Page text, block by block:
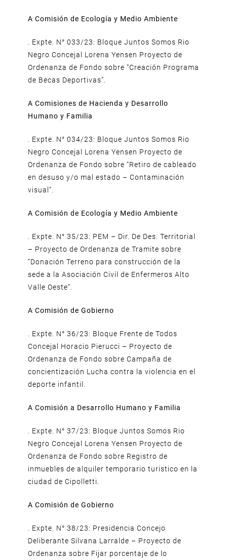
A Comisión de Ecología y Medio Ambiente
. Expte. N° 033/23: Bloque Juntos Somos Rio
Negro Concejal Lorena Yensen Proyecto de
Ordenanza de Fondo sobre “Creación Programa
de Becas Deportivas”.
A Comisiones de Hacienda y Desarrollo
Humano y Familia
. Expte. N° 034/23: Bloque Juntos Somos Rio
Negro Concejal Lorena Yensen Proyecto de
Ordenanza de Fondo sobre “Retiro de cableado
en desuso y/o mal estado – Contaminación
visual”.
A Comisión de Ecología y Medio Ambiente
. Expte. N° 35/23: PEM – Dir. De Des. Territorial
– Proyecto de Ordenanza de Tramite sobre
“Donación Terreno para construcción de la
sede a la Asociación Civil de Enfermeros Alto
Valle Oeste”.
A Comisión de Gobierno
. Expte. N° 36/23: Bloque Frente de Todos
Concejal Horacio Pierucci – Proyecto de
Ordenanza de Fondo sobre Campaña de
concientización Lucha contra la violencia en el
deporte infantil.
A Comisión a Desarrollo Humano y Familia
. Expte. N° 37/23: Bloque Juntos Somos Rio
Negro Concejal Lorena Yensen Proyecto de
Ordenanza de Fondo sobre Registro de
inmuebles de alquiler temporario turistico en la
ciudad de Cipolletti.
A Comisión de Gobierno
. Expte. N° 38/23: Presidencia Concejo
Deliberante Silvana Larralde – Proyecto de
Ordenanza sobre Fijar porcentaje de lo